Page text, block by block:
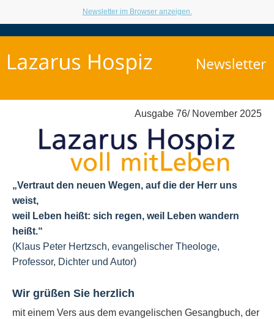
Newsletter im Browser anzeigen.
Ausgabe 76/ November 2025
„Vertraut den neuen Wegen, auf die der Herr uns
weist,
weil Leben heißt: sich regen, weil Leben wandern
heißt.“
(Klaus Peter Hertzsch, evangelischer Theologe,
Professor, Dichter und Autor)
Wir grüßen Sie herzlich
mit einem Vers aus dem evangelischen Gesangbuch, der